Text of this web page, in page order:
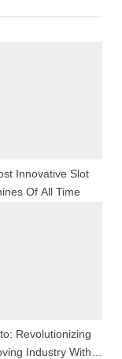
Innovative Slot
Of All Time
Revolutionizing
Industry With